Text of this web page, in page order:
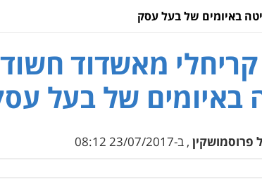
באיומים של בעל עסק
מאשדוד
באיומים של בעל
פרוסמושקין , ב-23/07/2017 08:12